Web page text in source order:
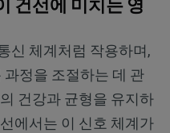
건선에 미치는 영
신 체계처럼 작용하며,
과정을 조절하는 데 관
건강과 균형을 유지하
에서는 이 신호 체계가